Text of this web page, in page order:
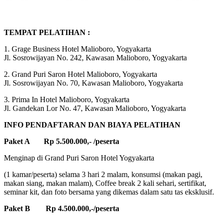
TEMPAT PELATIHAN :
1. Grage Business Hotel Malioboro, Yogyakarta
Jl. Sosrowijayan No. 242, Kawasan Malioboro, Yogyakarta
2. Grand Puri Saron Hotel Malioboro, Yogyakarta
Jl. Sosrowijayan No. 70, Kawasan Malioboro, Yogyakarta
3. Prima In Hotel Malioboro, Yogyakarta
Jl. Gandekan Lor No. 47, Kawasan Malioboro, Yogyakarta
INFO PENDAFTARAN DAN BIAYA PELATIHAN
Paket A Rp 5.500.000,- /peserta
Menginap di Grand Puri Saron Hotel Yogyakarta
(1 kamar/peserta) selama 3 hari 2 malam, konsumsi (makan pagi,
makan siang, makan malam), Coffee break 2 kali sehari, sertifikat,
seminar kit, dan foto bersama yang dikemas dalam satu tas eksklusif.
Paket B Rp 4.500.000,-/peserta